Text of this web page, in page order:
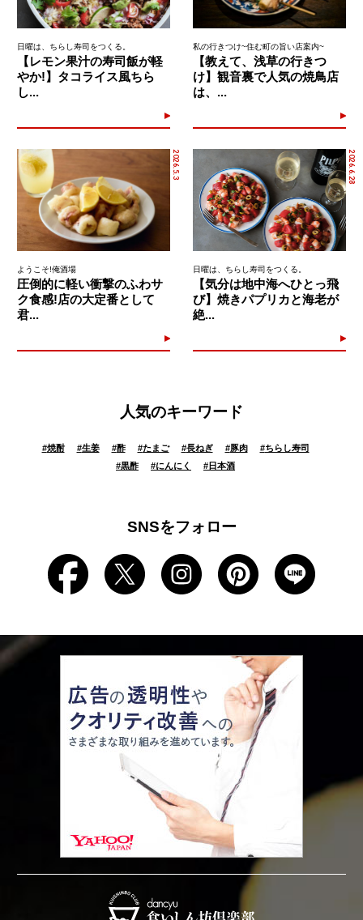
日曜は、ちらし寿司をつくる。
【レモン果汁の寿司飯が軽
やか!】タコライス風ちら
し...
私の行きつけ~住む町の旨い店案内~
【教えて、浅草の行きつ
け】観音裏で人気の焼鳥店
は、...
2026.5.3
ようこそ!俺酒場
圧倒的に軽い衝撃のふわサ
ク食感!店の大定番として
君...
2026.6.28
日曜は、ちらし寿司をつくる。
【気分は地中海へひとっ飛
び】焼きパプリカと海老が
絶...
人気のキーワード
#焼酎 #生姜 #酢 #たまご #長ねぎ #豚肉 #ちらし寿司
#黒酢 #にんにく # 日本酒
SNSをフォロー